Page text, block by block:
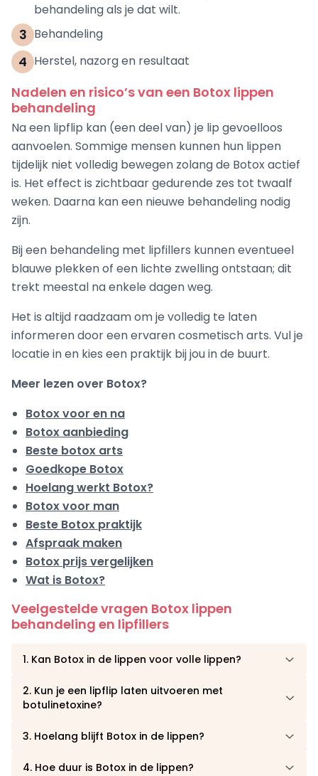
behandeling als je dat wilt.
3 Behandeling
4 Herstel, nazorg en resultaat
Nadelen en risico’s van een Botox lippen
behandeling
Na een lipflip kan (een deel van) je lip gevoelloos
aanvoelen. Sommige mensen kunnen hun lippen
tijdelijk niet volledig bewegen zolang de Botox actief
is. Het effect is zichtbaar gedurende zes tot twaalf
weken. Daarna kan een nieuwe behandeling nodig
zijn.
Bij een behandeling met lipfillers kunnen eventueel
blauwe plekken of een lichte zwelling ontstaan; dit
trekt meestal na enkele dagen weg.
Het is altijd raadzaam om je volledig te laten
informeren door een ervaren cosmetisch arts. Vul je
locatie in en kies een praktijk bij jou in de buurt.
Meer lezen over Botox?
Botox voor en na
Botox aanbieding
Beste botox arts
Goedkope Botox
Hoelang werkt Botox?
Botox voor man
Beste Botox praktijk
Afspraak maken
Botox prijs vergelijken
Wat is Botox?
Veelgestelde vragen Botox lippen
behandeling en lipfillers
1. Kan Botox in de lippen voor volle lippen?
2. Kun je een lipflip laten uitvoeren met
botulinetoxine?
3. Hoelang blijft Botox in de lippen?
4. Hoe duur is Botox in de lippen?